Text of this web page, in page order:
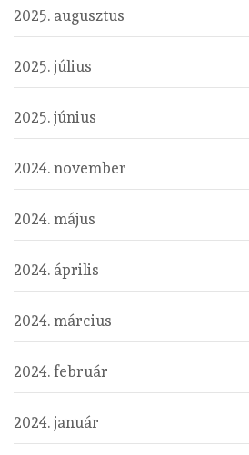
2025. augusztus
2025. július
2025. június
2024. november
2024. május
2024. április
2024. március
2024. február
2024. január